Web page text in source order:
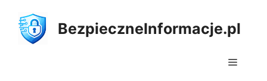
treści
BezpieczneInformacje.pl
Menu